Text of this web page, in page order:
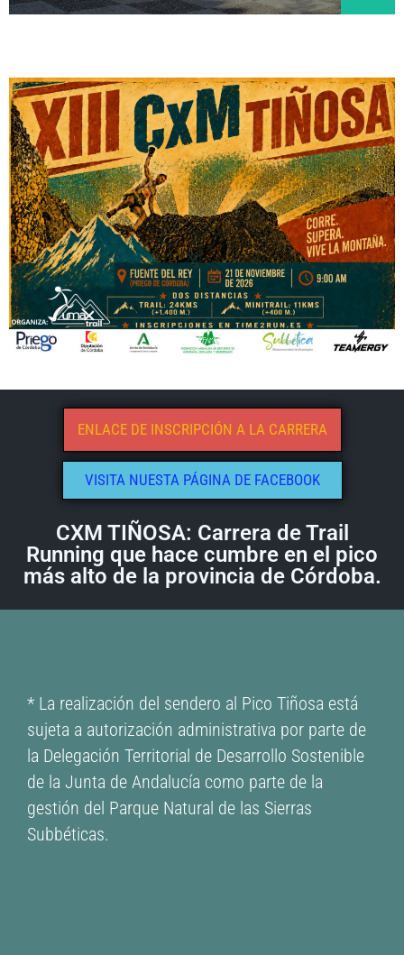
ENLACE DE INSCRIPCIÓN A LA CARRERA
VISITA NUESTA PÁGINA DE FACEBOOK
CXM TIÑOSA: Carrera de Trail
Running que hace cumbre en el pico
más alto de la provincia de Córdoba.
* La realización del sendero al Pico Tiñosa está
sujeta a autorización administrativa por parte de
la Delegación Territorial de Desarrollo Sostenible
de la Junta de Andalucía como parte de la
gestión del Parque Natural de las Sierras
Subbéticas.